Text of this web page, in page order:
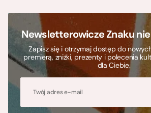
Newsletterowicze Znaku
Zapisz się i otrzymaj dostęp do
premierą, zniżki, prezenty i polecenia
dla Ciebie.